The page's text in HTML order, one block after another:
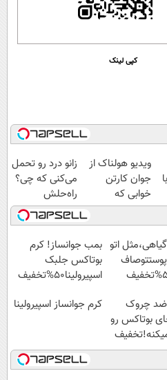
کپی لینک
ویدیو هولناک از
جوان کارتن
خوابی که
میلیاردر شد.
آموزش رایگان
زانو درد رو تحمل
می‌کنی که چی؟
راه‌حلش
همین‌جاست!
اتو بمب جوانساز! کرم
بوتاکس جلبک
اسپیرولینا50%تخفیف
ضد چروک
بوتاکس رو
کرم جوانساز اسپیرولینا